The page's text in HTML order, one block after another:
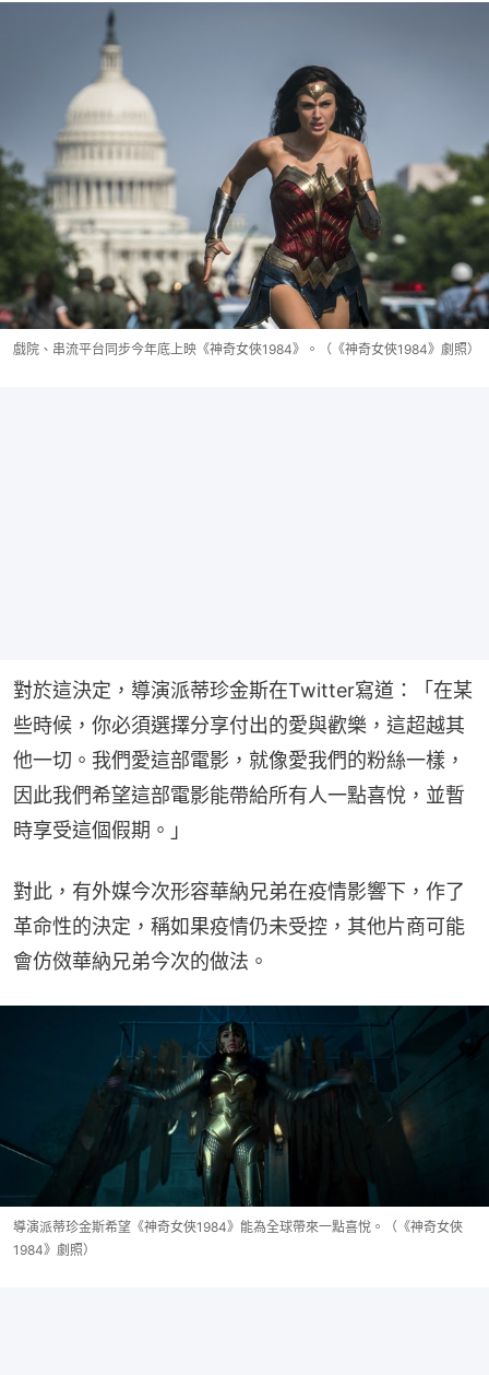
戲院、串流平台同步今年底上映《神奇女俠1984》。（《神奇女俠1984》劇照）
對於這決定，導演派蒂珍金斯在Twitter寫道：「在某
些時候，你必須選擇分享付出的愛與歡樂，這超越其
他一切。我們愛這部電影，就像愛我們的粉絲一樣，
因此我們希望這部電影能帶給所有人一點喜悅，並暫
時享受這個假期。」
對此，有外媒今次形容華納兄弟在疫情影響下，作了
革命性的決定，稱如果疫情仍未受控，其他片商可能
會仿傚華納兄弟今次的做法。
導演派蒂珍金斯希望《神奇女俠1984》能為全球帶來一點喜悅。（《神奇女俠
1984》劇照）